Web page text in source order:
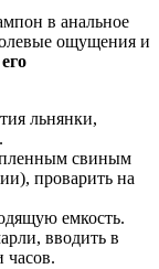
в анальное
ощущения и
льнянки,
свиным
проварить на
емкость.
вводить в
часов.